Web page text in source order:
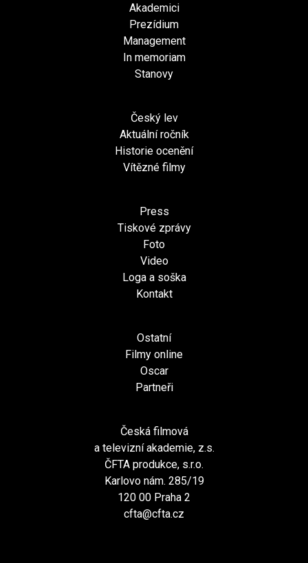
Akademici
Prezídium
Management
In memoriam
Stanovy
Český lev
Aktuální ročník
Historie ocenění
Vítězné filmy
Press
Tiskové zprávy
Foto
Video
Loga a soška
Kontakt
Ostatní
Filmy online
Oscar
Partneři
Česká filmová
a televizní akademie, z.s.
ČFTA produkce, s.r.o.
Karlovo nám. 285/19
120 00 Praha 2
cfta@cfta.cz